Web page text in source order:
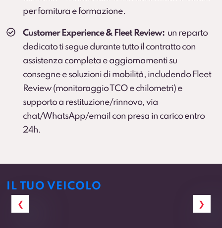
per fornitura e formazione.
Customer Experience & Fleet Review: un reparto
dedicato ti segue durante tutto il contratto con
assistenza completa e aggiornamenti su
consegne e soluzioni di mobilità, includendo Fleet
Review (monitoraggio TCO e chilometri) e
supporto a restituzione/rinnovo, via
chat/WhatsApp/email con presa in carico entro
24h.
IL TUO VEICOLO